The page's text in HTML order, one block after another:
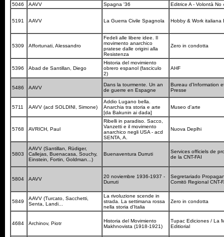
5046 AAVV Spagna '36 Editrice A - Volontà No
5191 AAVV La Guerra Civile Spagnola Hobby & Work italiana
5309 Affortunati, Alessandro
Fedeli alle libere idee. Il
movimento anarchico
pratese dalle origini alla
Resistenza
Zero in condotta
5396 Abad de Santillan, Diego
Historia del movimiento
obrero espanol (fasciculo
2)
AHF
5486 AAVV
Dans la tourmente. Un an
de guerre en Espagne
Bureau d'Information
Presse
5711 AAVV (acd SOLDINI, Simone)
Addio Lugano bella.
Anarchia tra storia e arte
[da Bakunin ai dada]
Museo d'arte
5768 AVRICH, Paul
Ribelli in paradiso. Sacco,
Vanzetti e il movimento
anarchico negli USA - acd
SENTA, A.
Nuova Deplhi
5803
AAVV (Santillan, Rüdiger,
Callejas, Buenacasa, Souchy,
Einstein, Fortin, Goldman...)
Buenaventura Durruti
Services officiels de
de la CNT-FAI
5804 AAVV
20 noviembre 1936-1937 -
Durruti
Segretariado
Comitö Regional CNT-
5849
AAVV (Turcato, Sacchetti,
Senta, Landi...
La rivoluzione scende in
strada. La settimana rossa
nella storia d'Italia
Zero in condotta
4684 Archinov, Piotr
Historia del Movimiento
Makhnovista (1918-1921)
Tupac Ediciones / La
Editiorial